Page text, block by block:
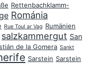
Rettenbachklamm-
Románia
Rue Toul ar Vag Rumänien
salzkammergut San
de la Gomera Sankt
Sarstein Sarstein